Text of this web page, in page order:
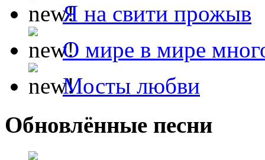
Я на свити прожыв
О мире в мире
Мосты любви
Обновлённые песни